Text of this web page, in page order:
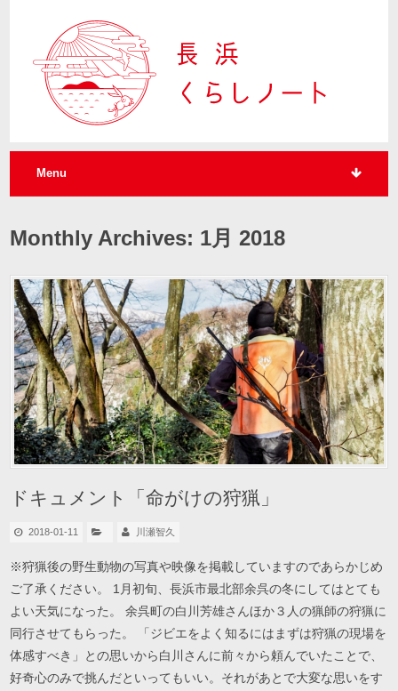
Menu
Monthly Archives: 1月 2018
ドキュメント「命がけの狩猟」
2018-01-11 川瀬智久
※狩猟後の野生動物の写真や映像を掲載していますのであらかじめ
ご了承ください。 1月初旬、長浜市最北部余呉の冬にしてはとても
よい天気になった。 余呉町の白川芳雄さんほか３人の猟師の狩猟に
同行させてもらった。 「ジビエをよく知るにはまずは狩猟の現場を
体感すべき」との思いから白川さんに前々から頼んでいたことで、
好奇心のみで挑んだといってもいい。それがあとで大変な思いをす